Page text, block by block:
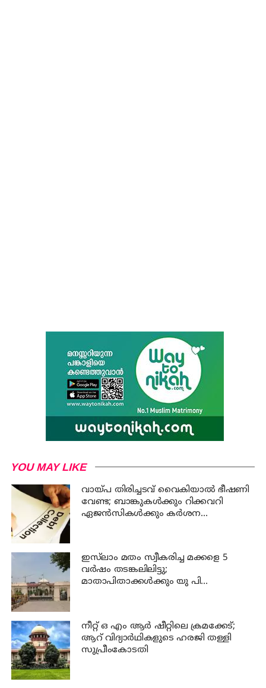
YOU MAY LIKE
വായ്പ തിരിച്ചടവ് വൈകിയാൽ ഭീഷണി
വേണ്ട; ബാങ്കുകൾക്കും റിക്കവറി
ഏജൻസികൾക്കും കർശന
ഇസ്‍ലാം മതം സ്വീകരിച്ച മക്കളെ 5
വർഷം തടങ്കലിലിട്ടു;
മാതാപിതാക്കൾക്കും യു പി
നീറ്റ് ഒ എം ആര്‍ ഷീറ്റിലെ ക്രമക്കേട്;
ആറ് വിദ്യാര്‍ഥികളുടെ ഹരജി തള്ളി
സുപ്രീംകോടതി